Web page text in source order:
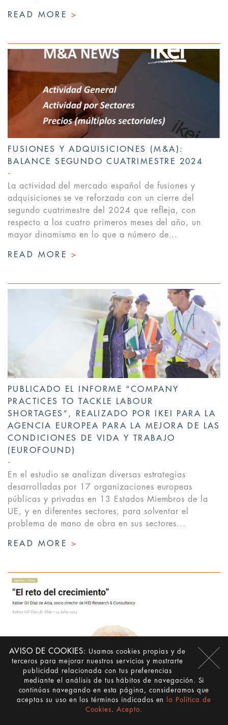
AVISO DE COOKIES:
Usamos cookies propias y de
terceros para mejorar nuestros servicios y mostrarte
publicidad relacionada con tus preferencias
mediante el análisis de tus hábitos de navegación. Si
continúas navegando en esta página, consideramos que
aceptas su uso en los términos indicados en
la Política de
Cookies. Acepto.
READ MORE >
FUSIONES Y ADQUISICIONES (M&A):
BALANCE SEGUNDO CUATRIMESTRE 2024
La actividad del mercado español de fusiones y
adquisiciones se ve reforzada con un cierre del
segundo cuatrimestre del 2024 que refleja, con
respecto a los cuatro primeros meses del año, un
mayor dinamismo en lo que a número de...
READ MORE >
PUBLICADO EL INFORME “COMPANY
PRACTICES TO TACKLE LABOUR
SHORTAGES”, REALIZADO POR IKEI PARA LA
AGENCIA EUROPEA PARA LA MEJORA DE LAS
CONDICIONES DE VIDA Y TRABAJO
(EUROFOUND)
En el estudio se analizan diversas estrategias
desarrolladas por 17 organizaciones europeas
públicas y privadas en 13 Estados Miembros de la
UE, y en diferentes sectores, para solventar el
problema de mano de obra en sus sectores...
READ MORE >
"EL RETO DEL CRECIMIENTO", TRIBUNA DE
XABIER GIL DIAZ DE ALDA EN EL PERIODICO
ESTRATEGIA EMPRESARIAL